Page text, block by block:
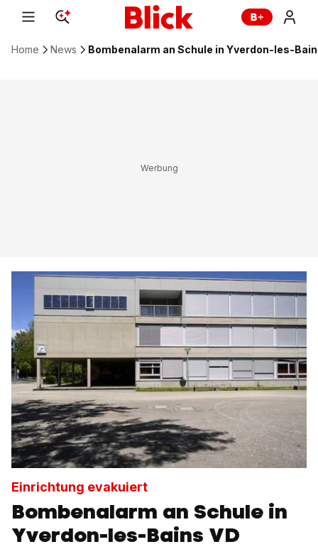
Home News Bombenalarm an Schule in Yverdon-les-
Einrichtung evakuiert
Bombenalarm an Schule in
Yverdon-les-Bains VD